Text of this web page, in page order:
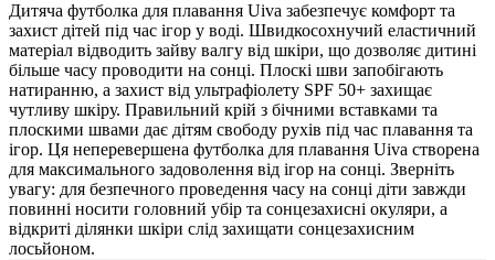
Дитяча футболка для плавання Uiva забезпечує комфорт та
захист дітей під час ігор у воді. Швидкосохнучий еластичний
матеріал відводить зайву валгу від шкіри, що дозволяє дитині
більше часу проводити на сонці. Плоскі шви запобігають
натиранню, а захист від ультрафіолету SPF 50+ захищає
чутливу шкіру. Правильний крій з бічними вставками та
плоскими швами дає дітям свободу рухів під час плавання та
ігор. Ця неперевершена футболка для плавання Uiva створена
для максимального задоволення від ігор на сонці. Зверніть
увагу: для безпечного проведення часу на сонці діти завжди
повинні носити головний убір та сонцезахисні окуляри, а
відкриті ділянки шкіри слід захищати сонцезахисним
лосьйоном.